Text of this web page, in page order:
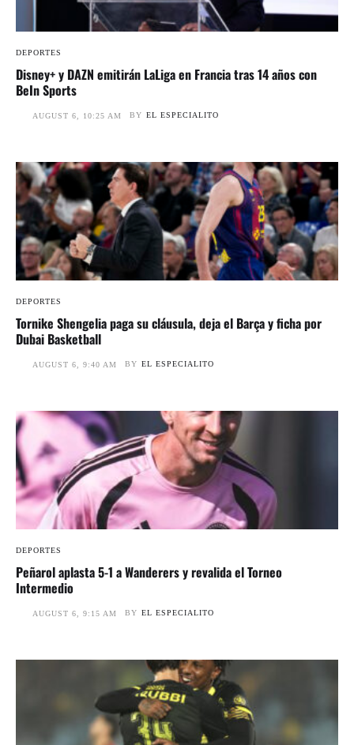
DEPORTES
Disney+ y DAZN emitirán LaLiga en Francia tras 14 años con
BeIn Sports
AUGUST 6, 10:25 AM BY EL ESPECIALITO
DEPORTES
Tornike Shengelia paga su cláusula, deja el Barça y ficha por
Dubai Basketball
AUGUST 6, 9:40 AM BY EL ESPECIALITO
DEPORTES
Peñarol aplasta 5-1 a Wanderers y revalida el Torneo
Intermedio
AUGUST 6, 9:15 AM BY EL ESPECIALITO